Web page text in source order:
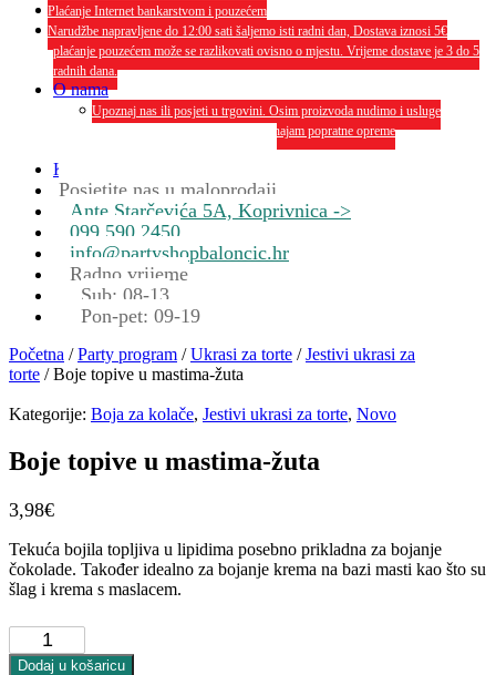
Plaćanje Internet bankarstvom i pouzećem
Narudžbe napravljene do 12:00 sati šaljemo isti radni dan, Dostava iznosi 5€
plaćanje pouzećem može se razlikovati ovisno o mjestu. Vrijeme dostave je 3 do 5
radnih dana.
O nama
Upoznaj nas ili posjeti u trgovini. Osim proizvoda nudimo i usluge
dekoriranja interijera i eksterija te najam popratne opreme
Kontakt
Posjetite nas u maloprodaji
Ante Starčevića 5A, Koprivnica ->
099 590 2450
info@partyshopbaloncic.hr
Radno vrijeme
Sub: 08-13
Pon-pet: 09-19
Početna /Party program /Ukrasi za torte /Jestivi ukrasi za
torte / Boje topive u mastima-žuta
Kategorije: Boja za kolače, Jestivi ukrasi za torte, Novo
Boje topive u mastima-žuta
3,98€
Tekuća bojila topljiva u lipidima posebno prikladna za bojanje
čokolade. Također idealno za bojanje krema na bazi masti kao što su
šlag i krema s maslacem.
Boje
topive
Dodaj u košaricu